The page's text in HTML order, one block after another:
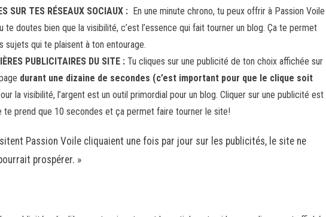
SUR TES RÉSEAUX SOCIAUX : En une minute chrono, tu peux offrir à Passion Voile
te doutes bien que la visibilité, c’est l’essence qui fait tourner un blog. Ça te permet
sujets qui te plaisent à ton entourage.
PUBLICITAIRES DU SITE : Tu cliques sur une publicité de ton choix affichée sur
durant une dizaine de secondes (c’est important pour que le clique soit
la visibilité, l’argent est un outil primordial pour un blog. Cliquer sur une publicité est
te prend que 10 secondes et ça permet faire tourner le site!
Passion Voile cliquaient une fois par jour sur les publicités, le site ne
prospérer. »